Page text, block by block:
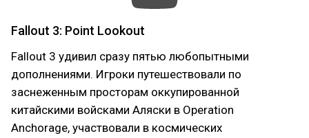
Fallout 3: Point Lookout
Fallout 3 удивил сразу пятью любопытными
дополнениями. Игроки путешествовали по
заснеженным просторам оккупированной
китайскими войсками Аляски в Operation
Anchorage, участвовали в космических